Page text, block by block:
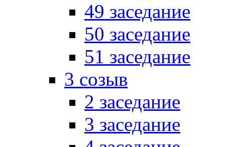
49 заседание
50 заседание
51 заседание
3 созыв
2 заседание
3 заседание